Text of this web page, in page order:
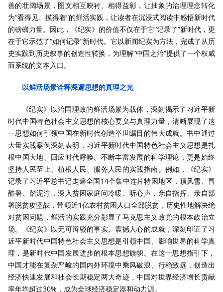
善的壮阔场景，图文相互映衬、相得益彰，让抽象的治理理念转化
为“看得见、摸得着”的鲜活实践，让读者在沉浸式阅读中感悟新时代
的磅礴力量。因此，《纪实》的价值不仅在于它“记录了”新时代，更
在于它示范了“如何记录”新时代。它以新闻纪实为方法，完成了从历
史实践到历史叙事的创造性转换，为理解“中国之治”提供了一个权威
而系统的文本入口。
以鲜活场景诠释深邃思想的真理之光
《纪实》以治国理政的鲜活场景为载体，深刻揭示了习近平新
时代中国特色社会主义思想的核心要义与真理力量，清晰展现了这
一思想如何引领中国在新时代创造举世瞩目的伟大成就。书中通过
大量实践案例深刻表明，习近平新时代中国特色社会主义思想是扎
根中国大地、回应时代呼唤、不断丰富发展的科学理论，更是始终
坚持人民至上、植根人民、服务人民的实践指南。例如，《纪实》
记录了习近平总书记走遍全国14个集中连片特困地区，顶风雪、冒
酷暑、踏泥泞，深入贫困家庭问冷暖、听心声，亲自指挥、亲自部
署脱贫攻坚战，带领近1亿农村贫困人口全部脱贫，历史性地解决绝
对贫困问题，鲜活的实践充分彰显了马克思主义政党的根本政治立
场。《纪实》以无可辩驳的事实、震撼人心的成就，深刻印证了习
近平新时代中国特色社会主义思想是引领中国、影响世界的科学真
理，是新时代中国发展进步的根本思想旗帜。在这一思想指引下，
中国才能在复杂严峻的国内外环境中乘风破浪、行稳致远，创造出
经济快速发展和社会长期稳定两大奇迹，中国对世界经济增长贡献
率年均超过30%，成为全球经济稳定器和动力源。